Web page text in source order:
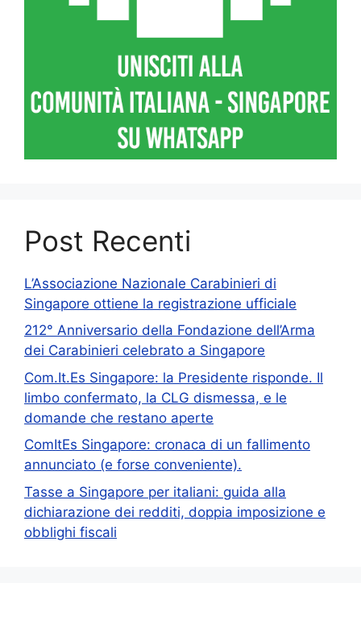
Post Recenti
L’Associazione Nazionale Carabinieri di
Singapore ottiene la registrazione ufficiale
212° Anniversario della Fondazione dell’Arma
dei Carabinieri celebrato a Singapore
Com.It.Es Singapore: la Presidente risponde. Il
limbo confermato, la CLG dismessa, e le
domande che restano aperte
ComItEs Singapore: cronaca di un fallimento
annunciato (e forse conveniente).
Tasse a Singapore per italiani: guida alla
dichiarazione dei redditi, doppia imposizione e
obblighi fiscali